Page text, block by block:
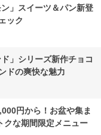
」スイーツ＆パン新登
ック
」シリーズ新作チョコ
ドの爽快な魅力
円から！お盆や集ま
クな期間限定メニュー